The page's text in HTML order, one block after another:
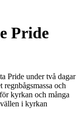
Pride
Pride under två dagar
och
kyrkan och många
i kyrkan